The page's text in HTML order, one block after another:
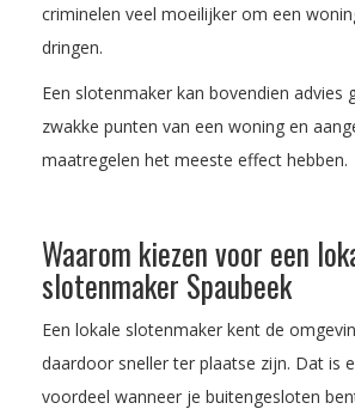
criminelen veel moeilijker om een
dringen.
Een slotenmaker kan bovendien advies
zwakke punten van een woning en
maatregelen het meeste effect hebben.
Waarom kiezen voor een
slotenmaker Spaubeek
Een lokale slotenmaker kent de
daardoor sneller ter plaatse zijn. Dat is
voordeel wanneer je buitengesloten